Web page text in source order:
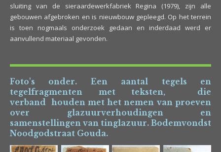
sluiting van de sieraardewerkfabriek Regina (1979), zijn alle
gebouwen afgebroken en is nieuwbouw gepleegd. Op het terrein
is toen nogmaals onderzoek gedaan en inderdaad werd er
aanvullend materiaal gevonden.
Foto's onder. Een aantal tegels en
tegelfragmenten met teksten, die
verband houden met het nemen van proeven
over glazuurverhoudingen en
samenstellingen van tinglazuur. Bodemvondst
Noodgodstraat Gouda.